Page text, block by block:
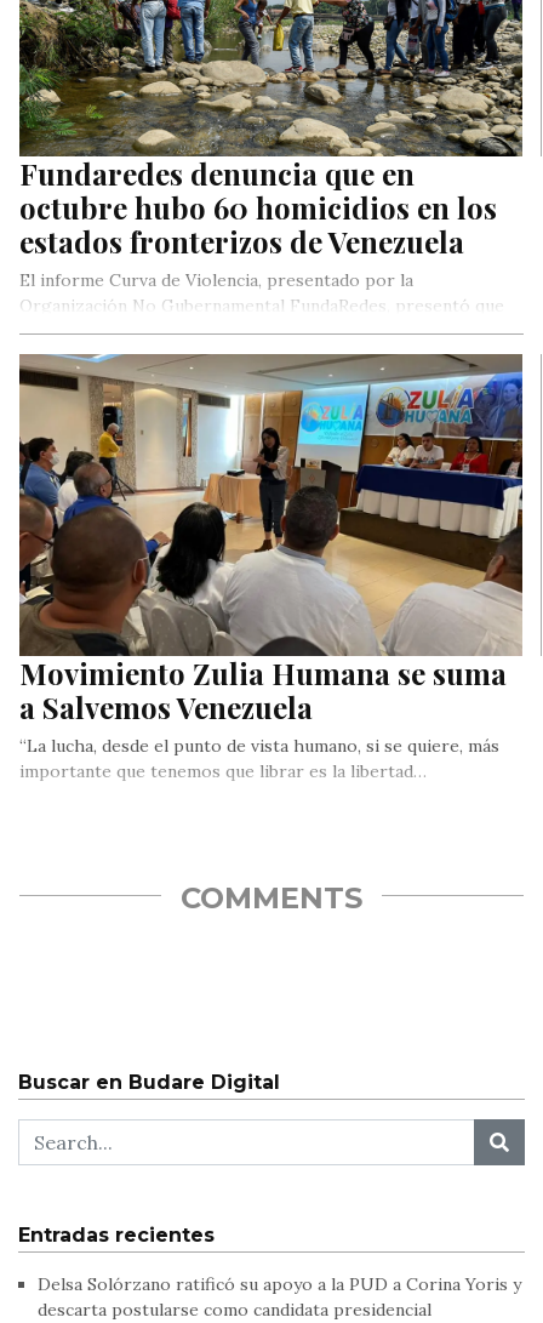
Fundaredes denuncia que en
octubre hubo 60 homicidios en los
estados fronterizos de Venezuela
El informe Curva de Violencia, presentado por la
Organización No Gubernamental FundaRedes, presentó que
durante el pasado mes de octubre…
Movimiento Zulia Humana se suma
a Salvemos Venezuela
“La lucha, desde el punto de vista humano, si se quiere, más
importante que tenemos que librar es la libertad…
COMMENTS
Buscar en Budare Digital
Entradas recientes
Delsa Solórzano ratificó su apoyo a la PUD a Corina Yoris y
descarta postularse como candidata presidencial